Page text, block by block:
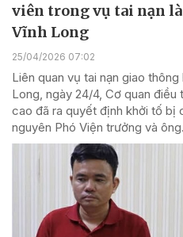
viên trong vụ tai nạn
Vĩnh Long
25/04/2026 07:02
Liên quan vụ tai nạn giao
Long, ngày 24/4, Cơ quan điều
cao đã ra quyết định khởi tố bị
nguyên Phó Viện trưởng và